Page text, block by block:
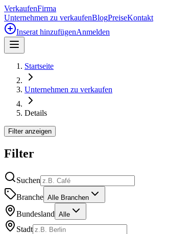
VerkaufenFirma
Unternehmen zu verkaufenBlogPreiseKontakt
Inserat hinzufügenAnmelden
Startseite
Unternehmen zu verkaufen
Details
Filter anzeigen
Filter
Suchen
Branche Alle Branchen
Bundesland Alle
Stadt